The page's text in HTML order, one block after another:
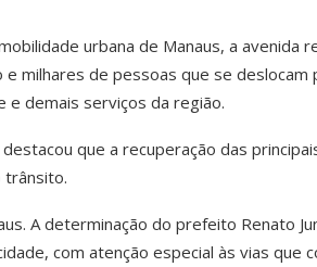
urbana de Manaus, a avenida
milhares de pessoas que se deslocam
e demais serviços da região.
que a recuperação das
trânsito.
A determinação do prefeito Renato
com atenção especial às vias que